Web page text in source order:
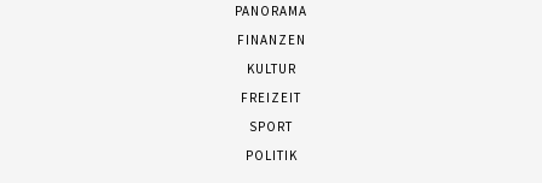
PANORAMA
FINANZEN
KULTUR
FREIZEIT
SPORT
POLITIK